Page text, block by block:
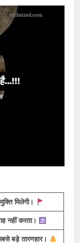
दिखाए।
में राह दिखाए।